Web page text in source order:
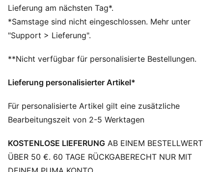
BESCHLEUNIGUNG: SPEEDSYSTEM CARBON
Laufsohle von PUMA kombiniert federndes
Karbonfasermaterial für schnellen Antrieb mit einer
innovativen Stollenanordnung und -ausrichtung für
TRAKTION: Die markeneigenen FastTrax Stollen von
kombiniert und gewährleisten optimale Traktion auf
STABILITÄT: Der PWRTAPE Stützrahmen stabilisiert
den Fuß im Schuh und ermöglicht schnelle
DETAILS
SPEEDSYSTEM Laufsohle und FastTrax Stollen sorgen
für blitzschnelle Beschleunigung und Traktion auf
Lieferung am nächsten Tag*.
*Samstage sind nicht eingeschlossen. Mehr unter
"Support > Lieferung".
**Nicht verfügbar für personalisierte Bestellungen.
Lieferung personalisierter Artikel*
Für personalisierte Artikel gilt eine zusätzliche
Bearbeitungszeit von 2-5 Werktagen
KOSTENLOSE LIEFERUNG AB EINEM BESTELLWERT
ÜBER 50 €. 60 TAGE RÜCKGABERECHT NUR MIT